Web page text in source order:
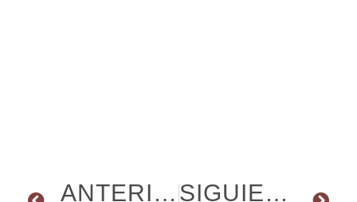
ANTERIOR SIGUIENTE